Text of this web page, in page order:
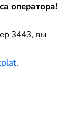
оператора!
3443, вы
.